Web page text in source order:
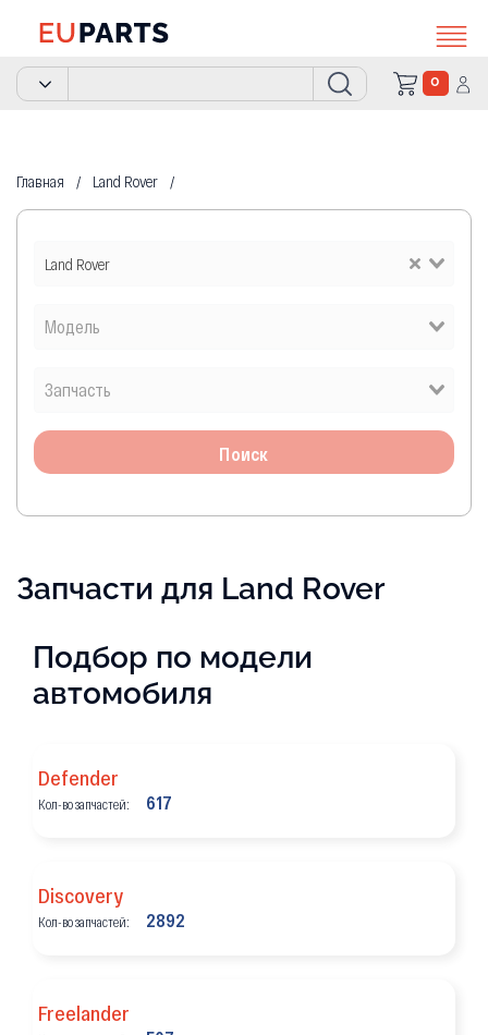
0
Главная Land Rover
Land Rover
Поиск
Запчасти для Land Rover
Подбор по модели
автомобиля
Defender
Кол-во запчастей: 617
Discovery
Кол-во запчастей: 2892
Freelander